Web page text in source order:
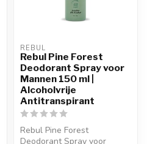
REBUL
Rebul Pine Forest
Deodorant Spray voor
Mannen 150 ml |
Alcoholvrije
Antitranspirant
Rebul Pine Forest
Deodorant Spray voor